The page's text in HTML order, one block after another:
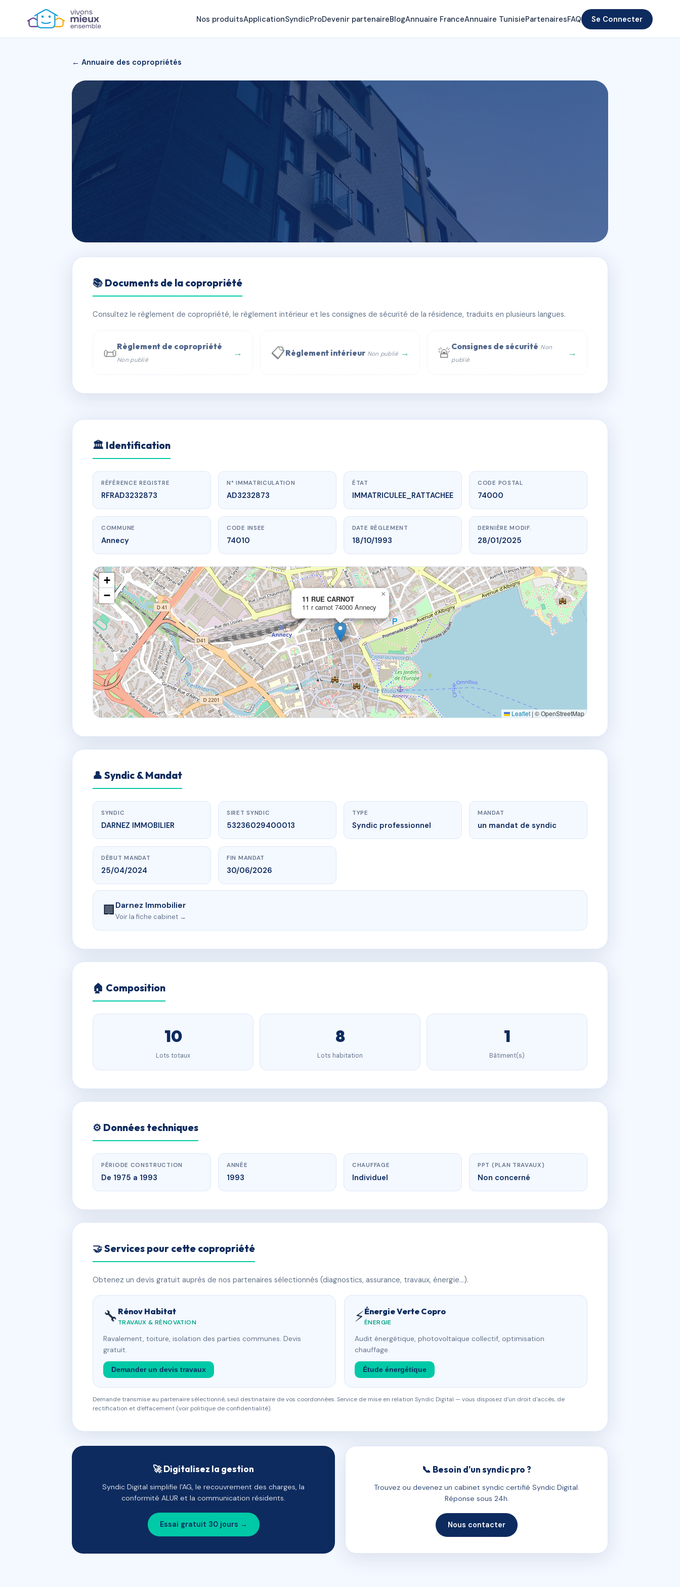
Nos produitsApplicationSyndicProDevenir partenaireBlogAnnuaire FranceAnnuaire TunisiePartenairesFAQ Se Connecter
← Annuaire des copropriétés
11 RUE CARNOT
📍 11 r carnot 74000 Annecy
📞 Contacter Syndic Digital 💬 WhatsApp
📚 Documents de la copropriété
Consultez le règlement de copropriété, le règlement intérieur et les consignes de sécurité de la résidence, traduits en plusieurs langues.
📜Règlement de copropriété
Non publié
→ 📋Règlement intérieur Non publié → 🚨 Consignes de sécurité Non
publié
→
AD3232873 🇫🇷
www.vme.plus/AD3232873
11 RUE CARNOT
11 r carnot74000 Annecy
🏛 Identification
RÉFÉRENCE REGISTRE
RFRAD3232873
N° IMMATRICULATION
AD3232873
ÉTAT
IMMATRICULEE_RATTACHEE
CODE POSTAL
74000
COMMUNE
Annecy
CODE INSEE
74010
DATE RÈGLEMENT
18/10/1993
DERNIÈRE MODIF.
28/01/2025
11 RUE CARNOT
11 r carnot 74000 Annecy
×
+
−
Leaflet | © OpenStreetMap
👤 Syndic & Mandat
SYNDIC
DARNEZ IMMOBILIER
SIRET SYNDIC
53236029400013
TYPE
Syndic professionnel
MANDAT
un mandat de syndic
DÉBUT MANDAT
25/04/2024
FIN MANDAT
30/06/2026
🏢Darnez Immobilier
Voir la fiche cabinet →
🏠 Composition
10
Lots totaux
8
Lots habitation
1
Bâtiment(s)
⚙️ Données techniques
PÉRIODE CONSTRUCTION
De 1975 a 1993
ANNÉE
1993
CHAUFFAGE
Individuel
PPT (PLAN TRAVAUX)
Non concerné
🤝 Services pour cette copropriété
Obtenez un devis gratuit auprès de nos partenaires sélectionnés (diagnostics, assurance, travaux, énergie…).
🔧 Rénov Habitat
TRAVAUX & RÉNOVATION
Ravalement, toiture, isolation des parties communes. Devis
gratuit.
Demander un devis travaux
⚡Énergie Verte Copro
ÉNERGIE
Audit énergétique, photovoltaïque collectif, optimisation
chauffage.
Étude énergétique
Demande transmise au partenaire sélectionné, seul destinataire de vos coordonnées. Service de mise en relation Syndic Digital — vous disposez d'un droit d'accès, de
rectification et d'effacement (voir politique de confidentialité).
🚀 Digitalisez la gestion
Syndic Digital simplifie l'AG, le recouvrement des charges, la
conformité ALUR et la communication résidents.
Essai gratuit 30 jours →
📞 Besoin d'un syndic pro ?
Trouvez ou devenez un cabinet syndic certifié Syndic Digital.
Réponse sous 24h.
Nous contacter